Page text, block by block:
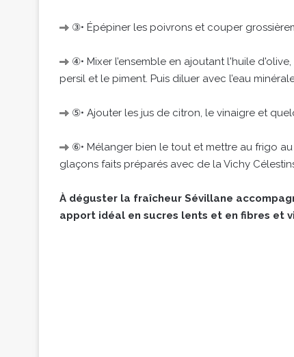
③• Épépiner les poivrons et couper
④• Mixer l’ensemble en ajoutant l'huile
persil et le piment. Puis diluer avec l’eau
⑤• Ajouter les jus de citron, le vinaigre et
⑥• Mélanger bien le tout et mettre au frigo
glaçons faits préparés avec de la Vichy
À déguster la fraîcheur Sévillane
apport idéal en sucres lents et en fibres et